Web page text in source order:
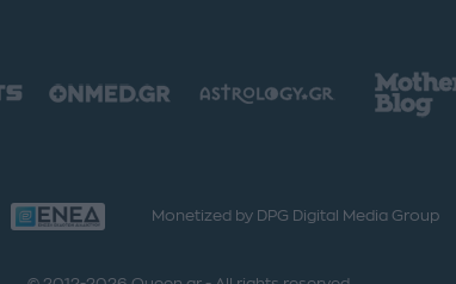
Monetized by DPG Digital Media Group